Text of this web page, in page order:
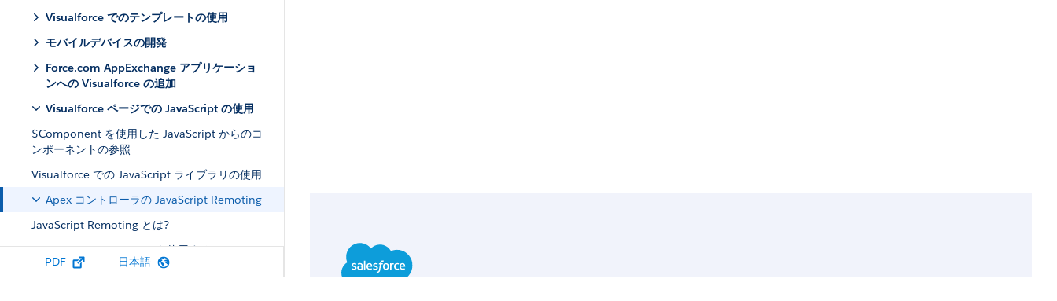
Visualforce でのテンプレートの使用
モバイルデバイスの開発
Force.com AppExchange アプリケーショ
ンへの Visualforce の追加
Visualforce ページでの JavaScript の使用
$Component を使用した JavaScript からのコ
ンポーネントの参照
Visualforce での JavaScript ライブラリの使用
Apex コントローラの JavaScript Remoting
JavaScript Remoting とは?
JavaScript Remoting を使用するケース
PDF 日本語